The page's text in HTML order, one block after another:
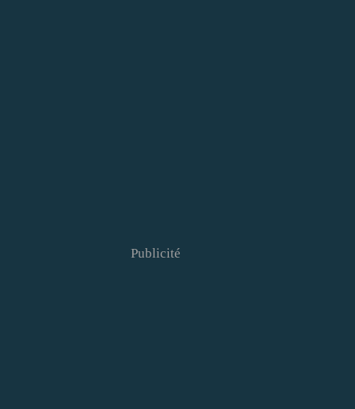
Publicité